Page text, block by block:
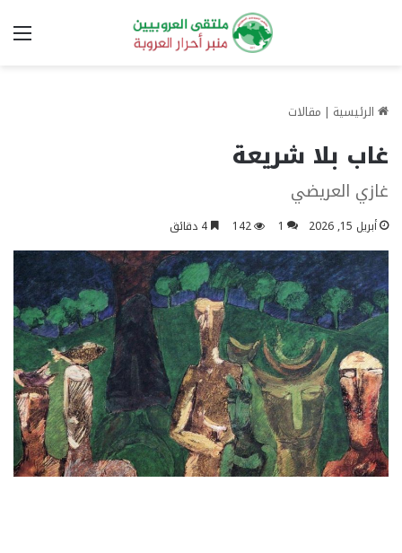
الرئيسية | مقالات
غاب بلا شريعة
غازي العريضي
أبريل 15, 2026 1
142